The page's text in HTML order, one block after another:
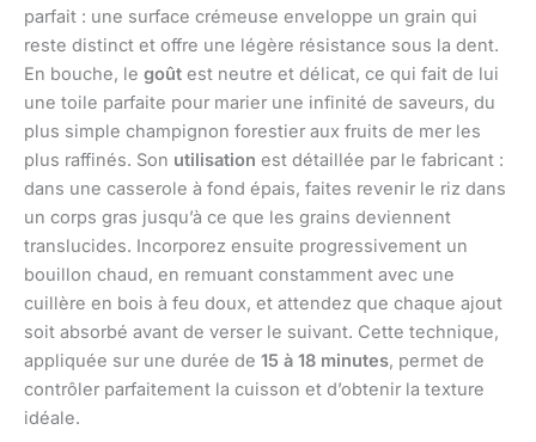
parfait : une surface crémeuse enveloppe un grain qui
reste distinct et offre une légère résistance sous la dent.
En bouche, le goût est neutre et délicat, ce qui fait de lui
une toile parfaite pour marier une infinité de saveurs, du
plus simple champignon forestier aux fruits de mer les
plus raffinés. Son utilisation est détaillée par le fabricant :
dans une casserole à fond épais, faites revenir le riz dans
un corps gras jusqu’à ce que les grains deviennent
translucides. Incorporez ensuite progressivement un
bouillon chaud, en remuant constamment avec une
cuillère en bois à feu doux, et attendez que chaque ajout
soit absorbé avant de verser le suivant. Cette technique,
appliquée sur une durée de 15 à 18 minutes, permet de
contrôler parfaitement la cuisson et d’obtenir la texture
idéale.